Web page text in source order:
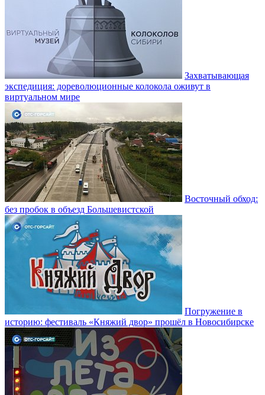
Захватывающая
экспедиция: дореволюционные колокола оживут в
виртуальном мире
Восточный обход:
без пробок в объезд Большевистской
Погружение в
историю: фестиваль «Княжий двор» прошёл в Новосибирске